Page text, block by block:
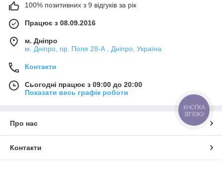
100% позитивних з 9 відгуків за рік
Працює з 08.09.2016
м. Дніпро
м. Дніпро, пр. Поля 28-А , Дніпро, Україна
Контакти
Сьогодні працює з 09:00 до 20:00
Показати весь графік роботи
Про нас
Контакти
КНОПКА
ЗВ'ЯЗКУ